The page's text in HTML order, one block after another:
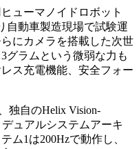
ューマノイドロボット
自動車製造現場で試験運
にカメラを搭載した次世
グラムという微弱な力も
ス充電機能、安全フォー
独自のHelix Vision-
ュアルシステムアーキ
ム1は200Hzで動作し、